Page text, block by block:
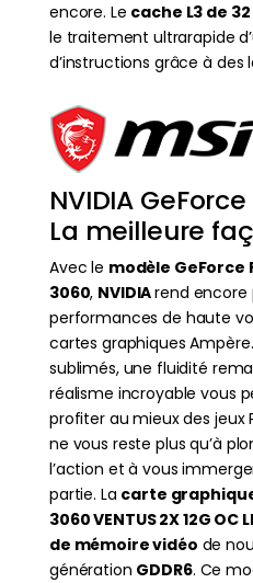
encore. Le cache L3 de 32
le traitement ultrarapide
d’instructions grâce à des
NVIDIA GeForce
La meilleure
Avec le modèle GeForce
3060, NVIDIArend encore
performances de haute
cartes graphiques
sublimés, une fluidité
réalisme incroyable vous
profiter au mieux des jeux
ne vous reste plus qu’à
l’action et à vous
partie. La carte graphique
3060 VENTUS 2X 12G OC
de mémoire vidéo de
génération GDDR6. Ce